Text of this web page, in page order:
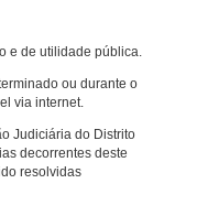
e de utilidade pública.
ou durante o
via internet.
Judiciária do Distrito
decorrentes deste
resolvidas